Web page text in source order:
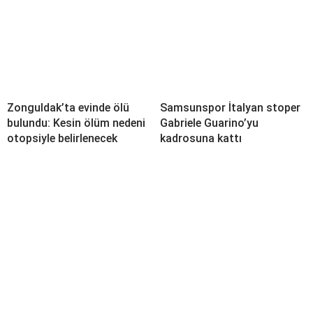
Zonguldak’ta evinde ölü
bulundu: Kesin ölüm nedeni
otopsiyle belirlenecek
Samsunspor İtalyan stoper
Gabriele Guarino’yu
kadrosuna kattı